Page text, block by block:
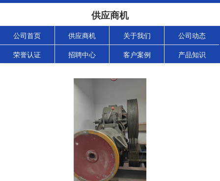
供应商机
公司首页 供应商机 关于我们 公司动态
荣誉认证 招聘中心 客户案例 产品知识